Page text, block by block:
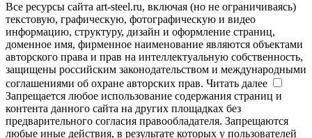
Все ресурсы сайта art-steel.ru, включая (но не ограничиваясь)
текстовую, графическую, фотографическую и видео
информацию, структуру, дизайн и оформление страниц,
доменное имя, фирменное наименование являются объектами
авторского права и прав на интеллектуальную собственность,
защищены российским законодательством и международными
соглашениями об охране авторских прав. Читать далее
Запрещается любое использование содержания страниц и
контента данного сайта на других площадках без
предварительного согласия правообладателя. Запрещаются
любые иные действия, в результате которых у пользователей